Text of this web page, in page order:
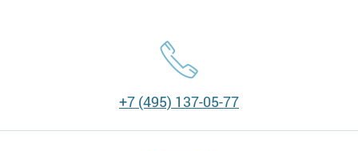
+7 (495) 137-05-77